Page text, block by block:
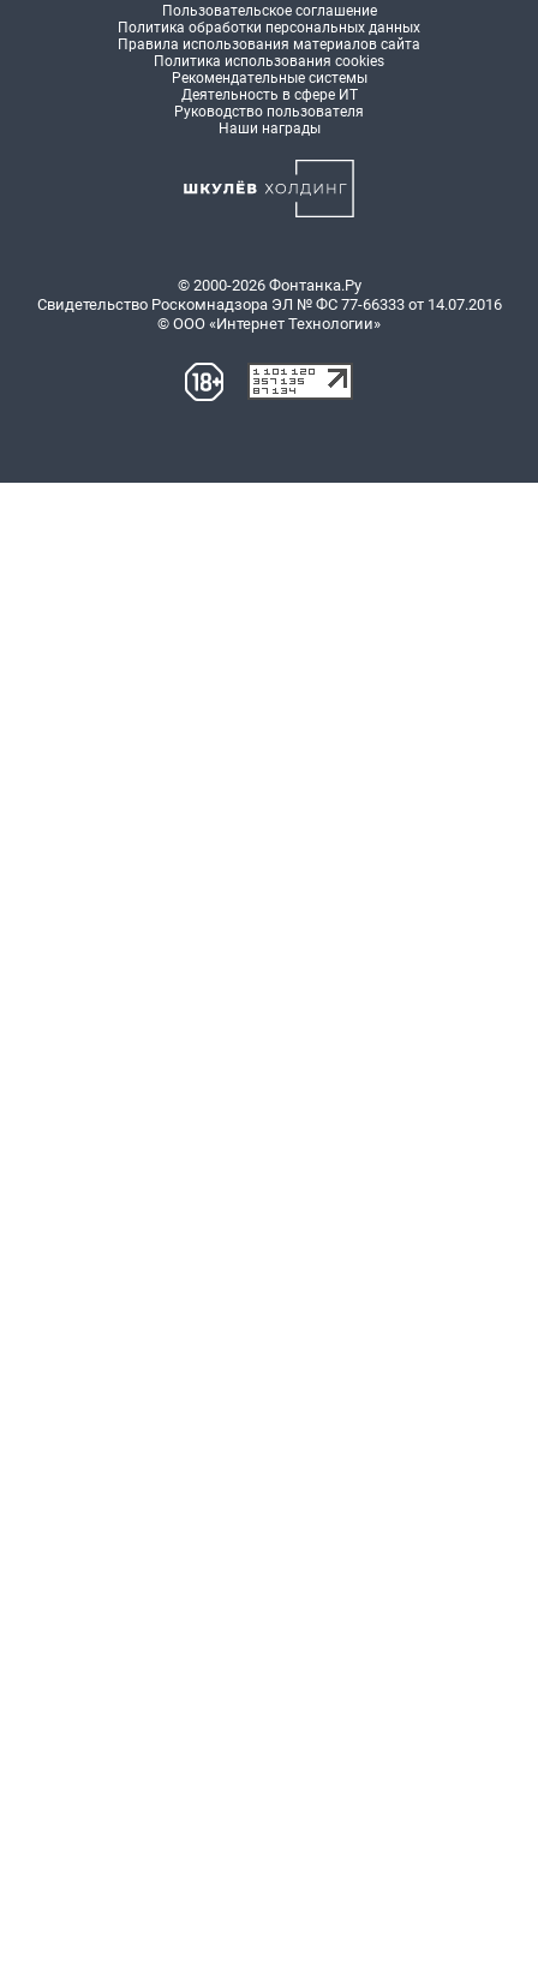
Пользовательское соглашение
Политика обработки персональных данных
Правила использования материалов сайта
Политика использования cookies
Рекомендательные системы
Деятельность в сфере ИТ
Руководство пользователя
Наши награды
© 2000-2026 Фонтанка.Ру
Свидетельство Роскомнадзора ЭЛ № ФС 77-66333 от 14.07.2016
© ООО «Интернет Технологии»